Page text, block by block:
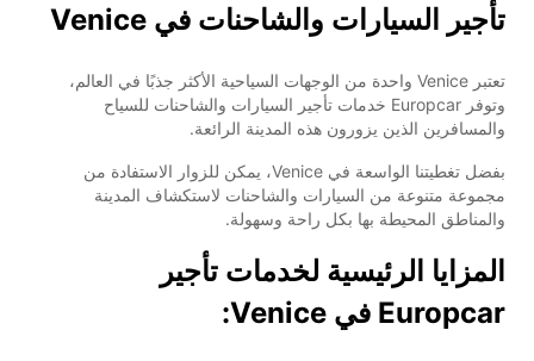
تأجير السيارات والشاحنات في Venice
تعتبر Venice واحدة من الوجهات السياحية الأكثر جذبًا في العالم،
وتوفر Europcar خدمات تأجير السيارات والشاحنات للسياح
والمسافرين الذين يزورون هذه المدينة الرائعة.
بفضل تغطيتنا الواسعة في Venice، يمكن للزوار الاستفادة من
مجموعة متنوعة من السيارات والشاحنات لاستكشاف المدينة
والمناطق المحيطة بها بكل راحة وسهولة.
المزايا الرئيسية لخدمات تأجير
Europcar في Venice: